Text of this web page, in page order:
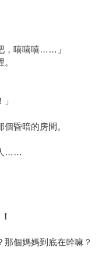
，嘻嘻嘻……」
昏暗的房間。
……
那個媽媽到底在幹嘛？